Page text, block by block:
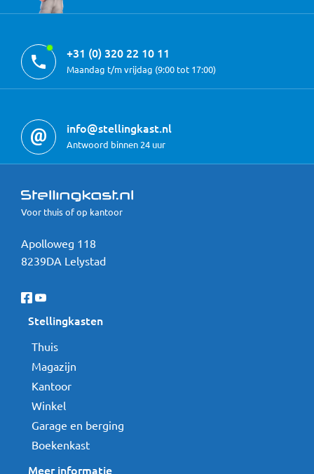
+31 (0) 320 22 10 11
Maandag t/m vrijdag (9:00 tot 17:00)
info@stellingkast.nl
Antwoord binnen 24 uur
Voor thuis of op kantoor
Apolloweg 118
8239DA Lelystad
Stellingkasten
Thuis
Magazijn
Kantoor
Winkel
Garage en berging
Boekenkast
Meer informatie